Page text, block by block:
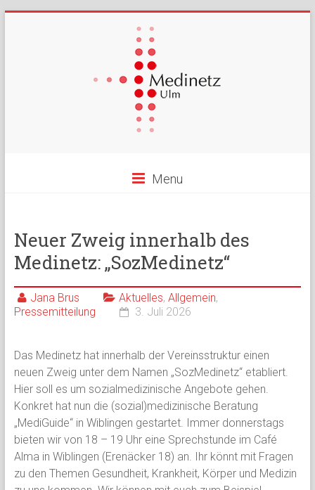
Menu
Neuer Zweig innerhalb des
Medinetz: „SozMedinetz“
Jana Brus Aktuelles, Allgemein,
Pressemitteilung
3. Juli 2026
Das Medinetz hat innerhalb der Vereinsstruktur einen
neuen Zweig unter dem Namen „SozMedinetz“ etabliert.
Hier soll es um sozialmedizinische Angebote gehen.
Konkret hat nun die (sozial)medizinische Beratung
„MediGuide“ in Wiblingen gestartet. Immer donnerstags
bieten wir von 18 – 19 Uhr eine Sprechstunde im Café
Alma in Wiblingen (Erenäcker 18) an. Ihr könnt mit Fragen
zu den Themen Gesundheit, Krankheit, Körper und Medizin